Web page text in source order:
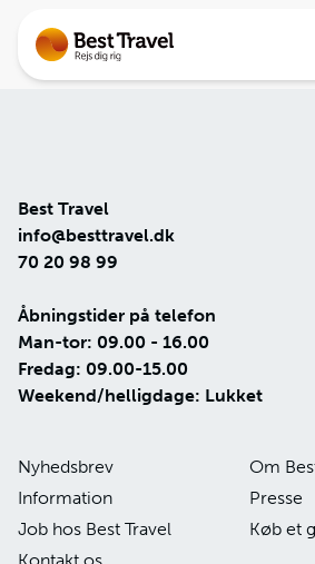
Rejsekalender
Information
Best Travel
info@besttravel.dk
70 20 98 99
Åbningstider på telefon
Man-tor: 09.00 - 16.00
Fredag: 09.00-15.00
Weekend/helligdage: Lukket
Nyhedsbrev
Om
Information
Presse
Job hos Best Travel
Køb et